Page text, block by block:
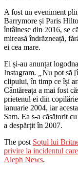
A fost un eveniment
Barrymore și Paris
întâlnesc din 2016, se
mireasă îndrăzneață,
ei cea mare.
Ei și-au anunțat
Instagram.
Nu pot să
clipului, în timp ce își
Cântăreața a mai fost
prietenul ei din
ianuarie 2004, iar
Sam. Ea s-a căsătorit
a despărțit în 2007.
The post Soțul lui
privire la incidentul
Aleph News.